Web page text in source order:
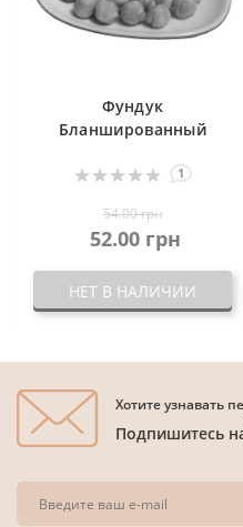
Фундук
Бланшированный
1
54.00 грн
52.00 грн
НЕТ В НАЛИЧИИ
Хотите узнавать
Подпишитесь